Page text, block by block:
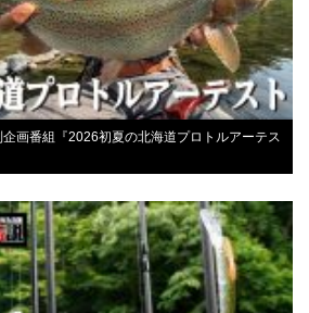
画番組『2026初夏の北海道プロトルアーテス